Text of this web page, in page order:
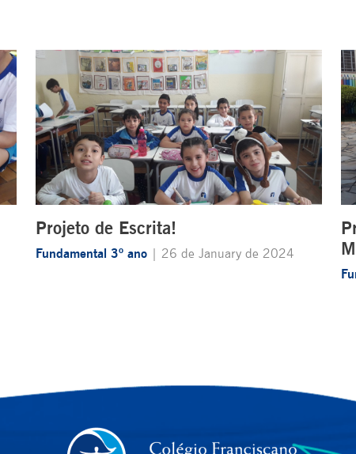
Projeto de Escrita!
Fundamental 3º ano | 26 de January de 2024